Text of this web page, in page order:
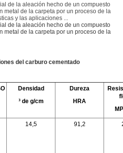
de la aleación hecho de un compuesto
metal de la carpeta por un proceso de la
y las aplicaciones ...
de la aleación hecho de un compuesto
metal de la carpeta por un proceso de la
del carburo cementado
Densidad
³ de g/cm
Dureza
HRA
14,5 91,2